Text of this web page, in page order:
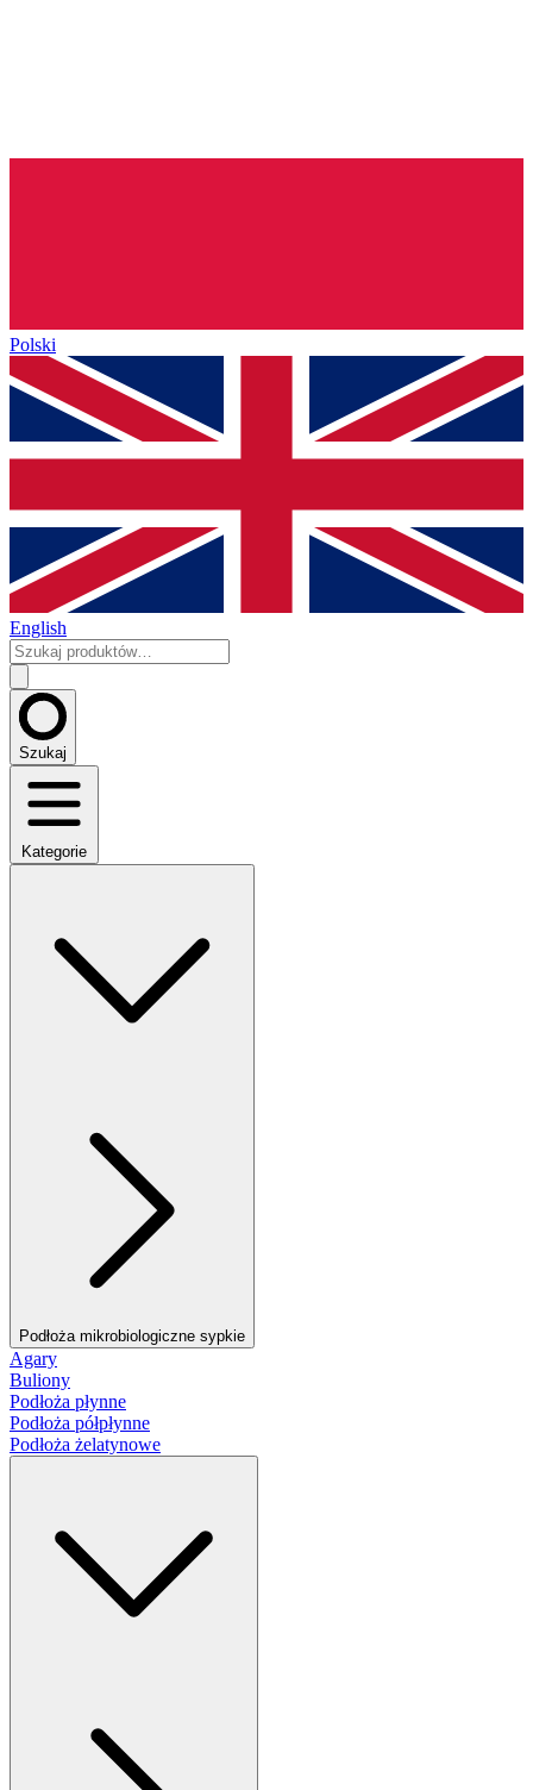
Polski
English
Szukaj
Kategorie
Podłoża mikrobiologiczne sypkie
Agary
Buliony
Podłoża płynne
Podłoża półpłynne
Podłoża żelatynowe